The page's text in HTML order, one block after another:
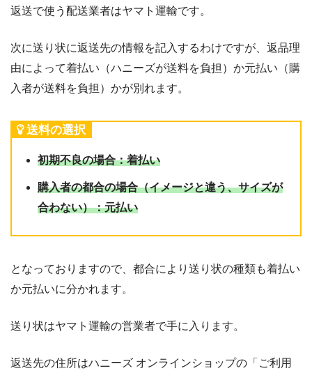
返送で使う配送業者はヤマト運輸です。
次に送り状に返送先の情報を記入するわけですが、返品理
由によって着払い（ハニーズが送料を負担）か元払い（購
入者が送料を負担）かが別れます。
送料の選択
初期不良の場合：着払い
購入者の都合の場合（イメージと違う、サイズが
合わない）：元払い
となっておりますので、都合により送り状の種類も着払い
か元払いに分かれます。
送り状はヤマト運輸の営業者で手に入ります。
返送先の住所はハニーズ オンラインショップの「ご利用